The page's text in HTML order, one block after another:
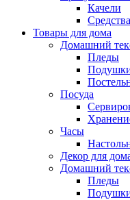
Качели
Товары для дома
Домашний
Пледы
Посуда
Часы
Декор для
Домашний
Пледы